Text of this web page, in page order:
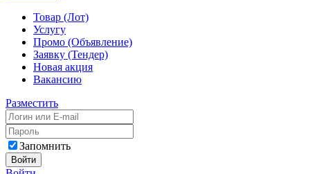
Товар (Лот)
Услугу
Промо (Объявление)
Заявку (Тендер)
Новая акция
Вакансию
Разместить
Запомнить
Войти